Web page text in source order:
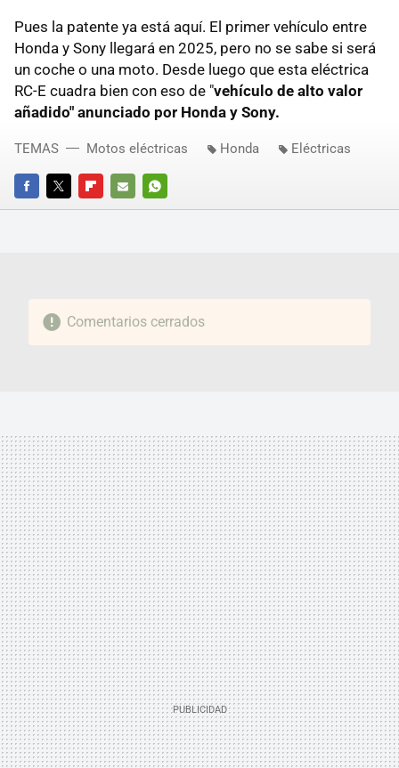
Pues la patente ya está aquí. El primer vehículo entre
Honda y Sony llegará en 2025, pero no se sabe si será
un coche o una moto. Desde luego que esta eléctrica
RC-E cuadra bien con eso de "vehículo de alto valor
añadido" anunciado por Honda y Sony.
FACEBOOKTWITTERFLIPBOARD
E-
WHATSAPP
TEMAS Motos eléctricas Honda Eléctricas
Comentarios cerrados